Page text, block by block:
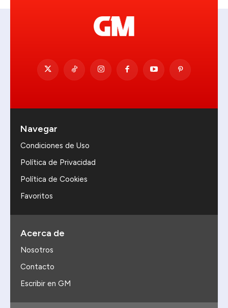
Navegar
Condiciones de Uso
Política de Privacidad
Política de Cookies
Favoritos
Acerca de
Nosotros
Contacto
Escribir en GM